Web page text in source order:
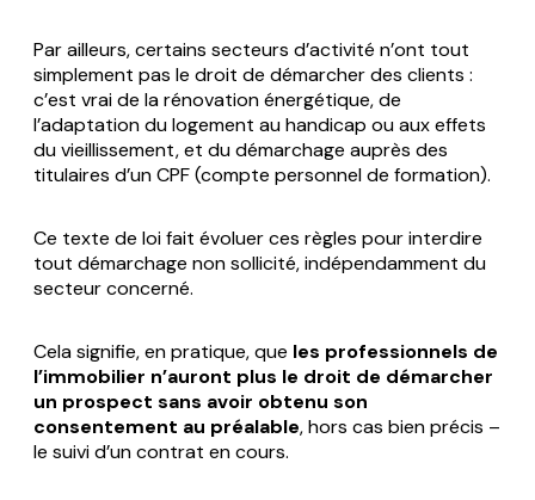
Par ailleurs, certains secteurs d’activité n’ont tout
simplement pas le droit de démarcher des clients :
c’est vrai de la rénovation énergétique, de
l’adaptation du logement au handicap ou aux effets
du vieillissement, et du démarchage auprès des
titulaires d’un CPF (compte personnel de formation).
Ce texte de loi fait évoluer ces règles pour interdire
tout démarchage non sollicité, indépendamment du
secteur concerné.
Cela signifie, en pratique, que les professionnels de
l’immobilier n’auront plus le droit de démarcher
un prospect sans avoir obtenu son
consentement au préalable, hors cas bien précis –
le suivi d’un contrat en cours.